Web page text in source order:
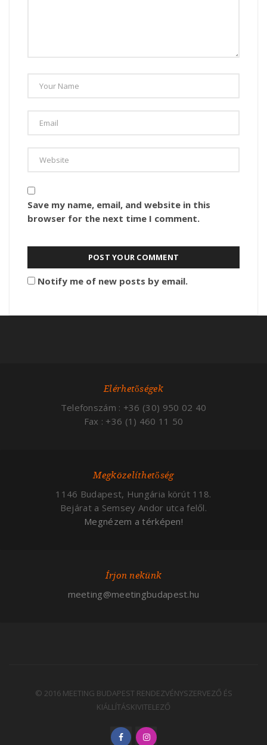
Save my name, email, and website in this
browser for the next time I comment.
Notify me of new posts by email.
Elérhetőségek
Telefonszám : +36 (30) 950 02 40
Fax : +36 (1) 460 11 50
Megközelíthetőség
1146 Budapest, Hungária körút 118.
Bejárat a Semsey Andor utca felől.
Megnézem a térképen!
Írjon nekünk
meeting@meetingbudapest.hu
© 2016 MEETING BUDAPEST RENDEZVÉNYSZERVEZŐ ÉS
KIÁLLÍTÁSKIVITELEZŐ